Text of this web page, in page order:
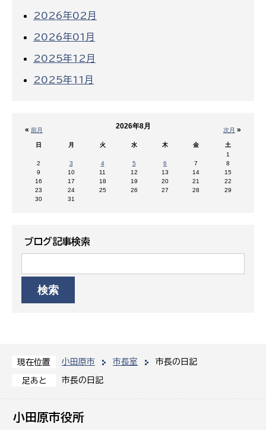
現在位置 小田原市 市長室 市長の日記
足あと 市長の日記
2026年02月
2026年01月
2025年12月
2025年11月
« 前月 次月 »
2026年8月
日 月 火 水 木 金
土
1
2
3 4 5 6 7
8
9
10 11 12 13 14
15
16
17 18 19 20 21
22
23
24 25 26 27 28
29
30
31
ブログ記事検索
小田原市役所